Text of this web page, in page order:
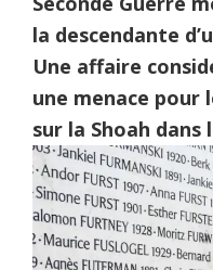
la descendante
Une affaire
une menace pour
sur la Shoah dans